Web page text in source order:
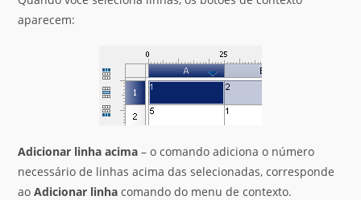
aparecem:
Adicionar linha acima – o comando adiciona o número
necessário de linhas acima das selecionadas, corresponde
aoAdicionar linha comando do menu de contexto.